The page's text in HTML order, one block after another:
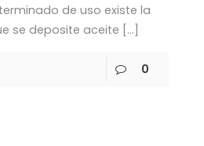
de uso existe la
se deposite aceite […]
0